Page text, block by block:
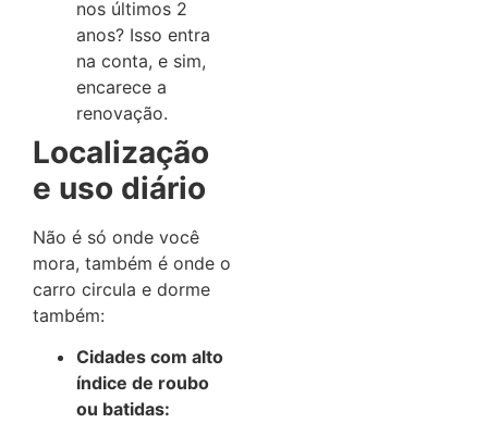
nos últimos 2
anos? Isso entra
na conta, e sim,
encarece a
renovação.
Localização
e uso diário
Não é só onde você
mora, também é onde o
carro circula e dorme
também:
Cidades com alto
índice de roubo
ou batidas: